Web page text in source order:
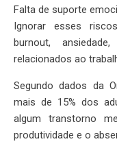
Falta de suporte
Ignorar esses
burnout,
relacionados ao
Segundo dados da
mais de 15% dos
algum transtorno
produtividade e o